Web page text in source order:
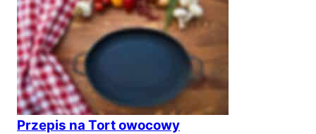
Przepis na Tort owocowy